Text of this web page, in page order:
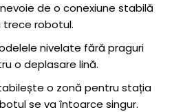
de o conexiune stabilă
trece robotul.
nivelate fără praguri
o deplasare lină.
o zonă pentru stația
se va întoarce singur.